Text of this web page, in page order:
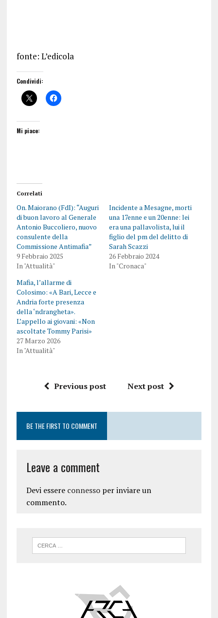
fonte: L’edicola
Condividi:
Mi piace:
Correlati
On. Maiorano (FdI): “Auguri
di buon lavoro al Generale
Antonio Buccoliero, nuovo
consulente della
Commissione Antimafia”
9 Febbraio 2025
In "Attualità"
Incidente a Mesagne, morti
una 17enne e un 20enne: lei
era una pallavolista, lui il
figlio del pm del delitto di
Sarah Scazzi
26 Febbraio 2024
In "Cronaca"
Mafia, l’allarme di
Colosimo: «A Bari, Lecce e
Andria forte presenza
della ‘ndrangheta».
L’appello ai giovani: «Non
ascoltate Tommy Parisi»
27 Marzo 2026
In "Attualità"
Previous post Next post
BE THE FIRST TO COMMENT
Leave a comment
Devi essere connessoper inviare un
commento.